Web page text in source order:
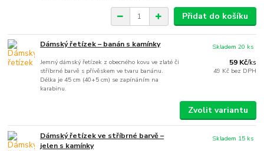
Přidat do košíku
Dámský řetízek – banán s kamínky
Jemný dámský řetízek z obecného kovu ve zlaté či
stříbrné barvě s přívěskem ve tvaru banánu.
Délka je 45 cm (40+5 cm) se zapínáním na
karabinu.
59 Kč/ks
49 Kč bez DPH
Skladem 20 ks
Zvolit variantu
Dámský řetízek ve stříbrné barvě –
jelen s kamínky
Skladem 15 ks